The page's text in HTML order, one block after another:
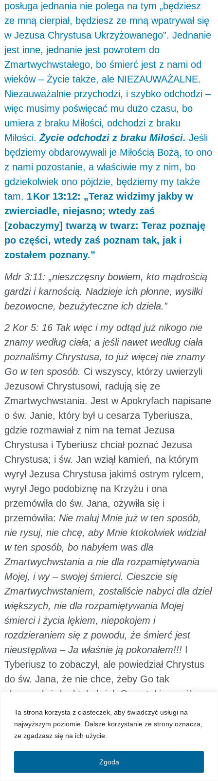
Ta strona korzysta z ciasteczek, aby świadczyć usługi na
najwyższym poziomie. Dalsze korzystanie ze strony oznacza,
ze zgadzasz się na ich użycie.
Zgoda
posługa jednania nie polega na tym „będziesz
ze mną cierpiał, będziesz ze mną wpatrywał się
w Jezusa Chrystusa Ukrzyżowanego”. Jednanie
jest inne, jednanie jest powrotem do
Zmartwychwstałego, bo śmierć jest z nami od
wieków – Życie także, ale NIEZAUWAŻALNE.
Niezauważalnie przychodzi, i szybko odchodzi –
więc musimy poświęcać mu dużo czasu, bo
umiera z braku Miłości, odchodzi z braku
Miłości.Życie odchodzi z braku Miłości. Jeśli
będziemy obdarowywali je Miłością Bożą, to ono
z nami pozostanie, a właściwie my z nim, bo
gdziekolwiek ono pójdzie, będziemy my także
tam. 1 Kor 13:12: „Teraz widzimy jakby w
zwierciadle, niejasno; wtedy zaś
[zobaczymy] twarzą w twarz: Teraz poznaję
po części, wtedy zaś poznam tak, jak i
zostałem poznany.”
Mdr 3:11: „nieszczęsny bowiem, kto mądrością
gardzi i karnością. Nadzieje ich płonne, wysiłki
bezowocne, bezużyteczne ich dzieła.”
2 Kor 5: 16 Tak więc i my odtąd już nikogo nie
znamy według ciała; a jeśli nawet według ciała
poznaliśmy Chrystusa, to już więcej nie znamy
Go w ten sposób. Ci wszyscy, którzy uwierzyli
Jezusowi Chrystusowi, radują się ze
Zmartwychwstania. Jest w Apokryfach napisane
o św. Janie, który był u cesarza Tyberiusza,
gdzie rozmawiał z nim na temat Jezusa
Chrystusa i Tyberiusz chciał poznać Jezusa
Chrystusa; i św. Jan wziął kamień, na którym
wyrył Jezusa Chrystusa jakimś ostrym rylcem,
wyrył Jego podobiznę na Krzyżu i ona
przemówiła do św. Jana, ożywiła się i
przemówiła: Nie maluj Mnie już w ten sposób,
nie rysuj, nie chcę, aby Mnie ktokolwiek widział
w ten sposób, bo nabyłem was dla
Zmartwychwstania a nie dla rozpamiętywania
Mojej, i wy – swojej śmierci. Cieszcie się
Zmartwychwstaniem, zostaliście nabyci dla dzieł
większych, nie dla rozpamiętywania Mojej
śmierci i życia lękiem, niepokojem i
rozdzieraniem się z powodu, że śmierć jest
nieustępliwa – Ja właśnie ją pokonałem!!!I
Tyberiusz to zobaczył, ale powiedział Chrystus
do św. Jana, że nie chce, żeby Go tak
ukazywał, żeby ktokolwiek Go w taki sposób
pamiętał i dlatego św. Jana ukarał. Jest w
Apokryfach napisane, że został ukarany w taki
sposób, że przechodził jakieś ciężkie
wewnętrzne chwile przez kilka dni, czy może
nawet tygodni, ciężko bardzo przeżywał to, że